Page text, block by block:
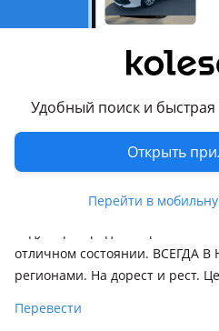
Удобный поиск и
Открыть
Перейти в
Toyota Land Cruiser
J100 [2-й рестайлинг]
2002 - 2007 2 поколение
поколение (UZJ100)
Показать больше
Комментарий продавца
отличном состоянии. ВСЕГДА
регионами. На дорест и рест.
Перевести